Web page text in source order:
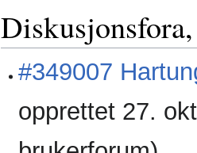
#349007
opprettet 27.